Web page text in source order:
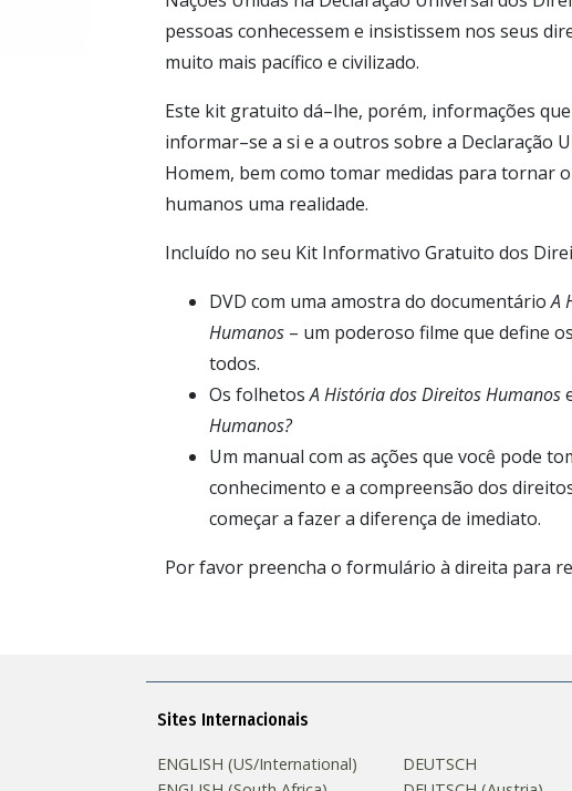
pessoas conhecessem e insistissem nos seus
muito mais pacífico e civilizado.
Este kit gratuito dá–lhe, porém, informações
informar–se a si e a outros sobre a Declaração
Homem, bem como tomar medidas para tornar
humanos uma realidade.
Incluído no seu Kit Informativo Gratuito dos
DVD com uma amostra do documentárioA
Humanos – um poderoso filme que define
todos.
Os folhetosA História dos Direitos Humanos
Humanos?
Um manual com as ações que você pode
conhecimento e a compreensão dos
começar a fazer a diferença de imediato.
Por favor preencha o formulário à direita para
Sites Internacionais
ENGLISH (US/International)
DEUTSCH